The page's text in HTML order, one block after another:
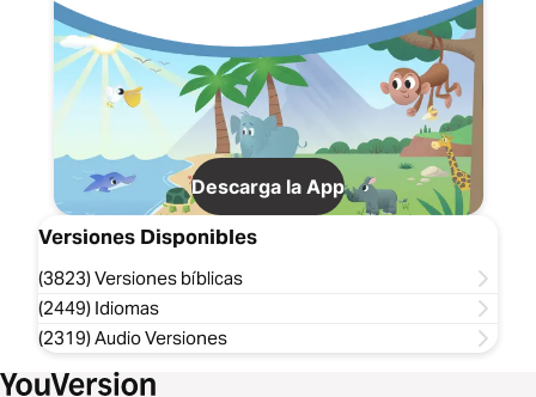
Descarga la App
Versiones Disponibles
(3823) Versiones bíblicas
(2449) Idiomas
(2319) Audio Versiones